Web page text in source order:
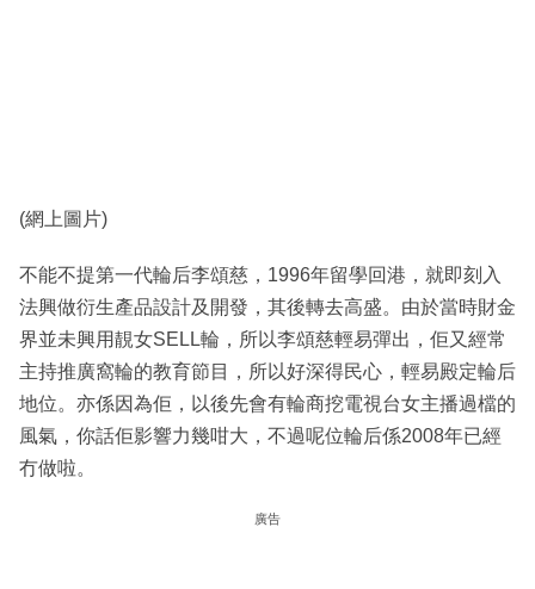
(網上圖片)
不能不提第一代輪后李頌慈，1996年留學回港，就即刻入
法興做衍生產品設計及開發，其後轉去高盛。由於當時財金
界並未興用靚女SELL輪，所以李頌慈輕易彈出，佢又經常
主持推廣窩輪的教育節目，所以好深得民心，輕易殿定輪后
地位。亦係因為佢，以後先會有輪商挖電視台女主播過檔的
風氣，你話佢影響力幾咁大，不過呢位輪后係2008年已經
冇做啦。
廣告